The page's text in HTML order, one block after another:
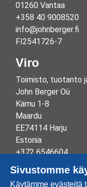
01260 Vantaa
+358 40 9008520
info@johnberger.fi
FI2541726-7
Viro
Toimisto, tuotanto
John Berger Oü
Kärnu 1-8
Maardu
EE74114 Harju
Estonia
+372 6546604
info@johnberger.ee
Reg.nr 10265834
Sivustomme
Käytämme evästeitä